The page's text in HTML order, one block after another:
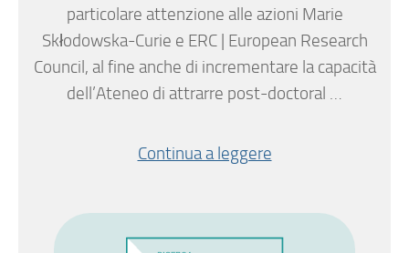
particolare attenzione alle azioni Marie
Skłodowska-Curie e ERC | European Research
Council, al fine anche di incrementare la capacità
dell’Ateneo di attrarre post-doctoral …
Continua a leggere